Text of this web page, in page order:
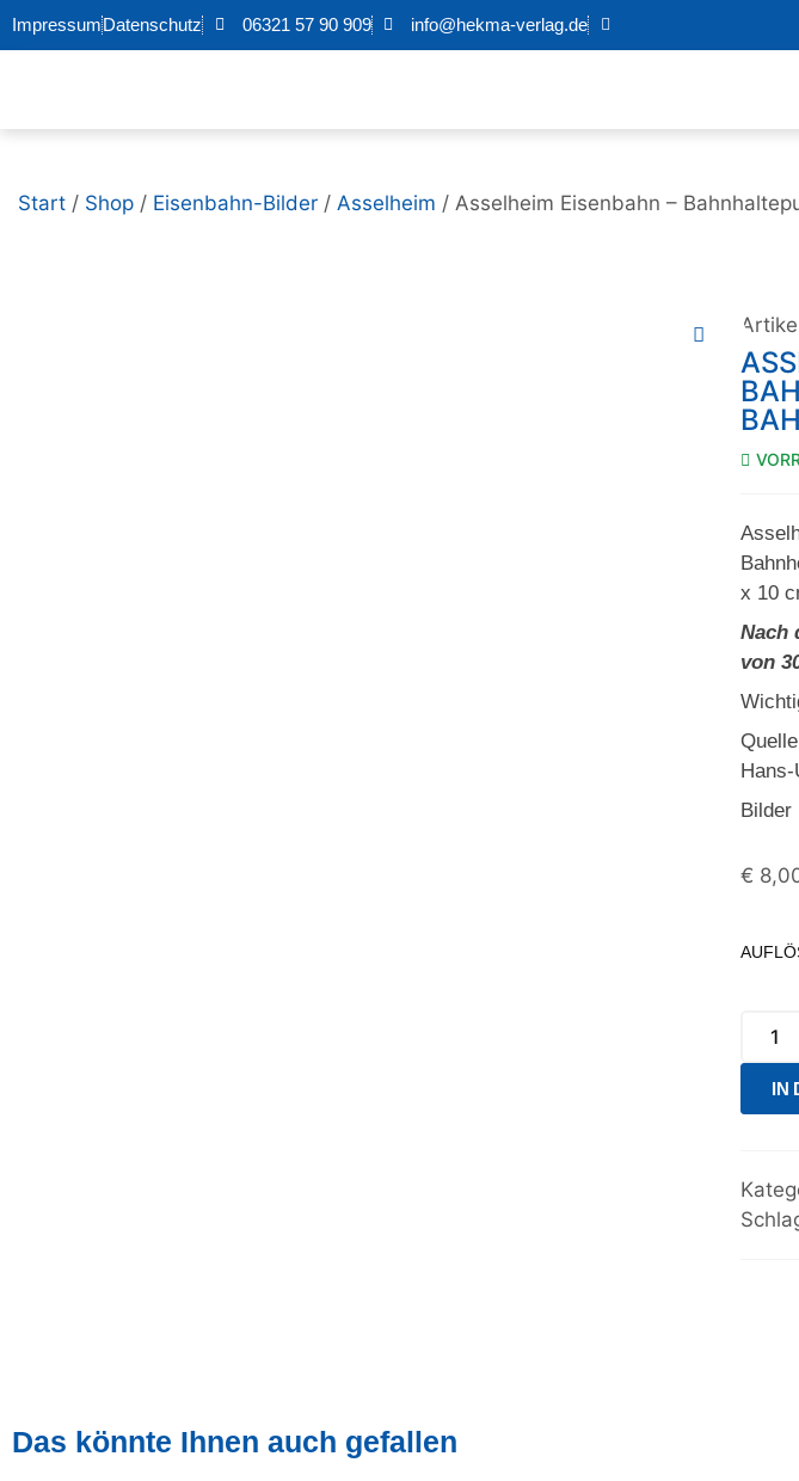
ImpressumDatenschutz 06321 57 90 909 info@hekma-verlag.de
Start / Shop / Eisenbahn-Bilder / Asselheim / Asselheim Eisenbahn –
x 10
Nach
von
Bilder
€
IN
Das könnte Ihnen auch gefallen